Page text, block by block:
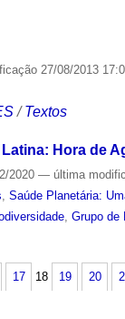
27/08/2013
/Textos
Hora de
2020— última
,Saúde Planetária:
,Grupo de
17 18 19 20